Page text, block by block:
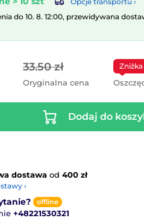
do 10. 8. 12:00, przewidywana
33.50 zł
Oryginalna cena
Zniżka
Dodaj do
dostawa od 400 zł
›
offline
+48221530321